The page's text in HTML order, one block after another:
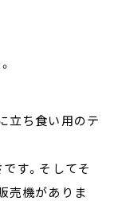
立ち食い用のテ
す。そしてそ
売機がありま